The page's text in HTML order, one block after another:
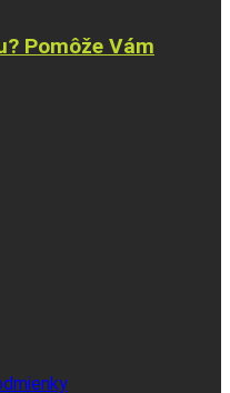
Pomôže Vám